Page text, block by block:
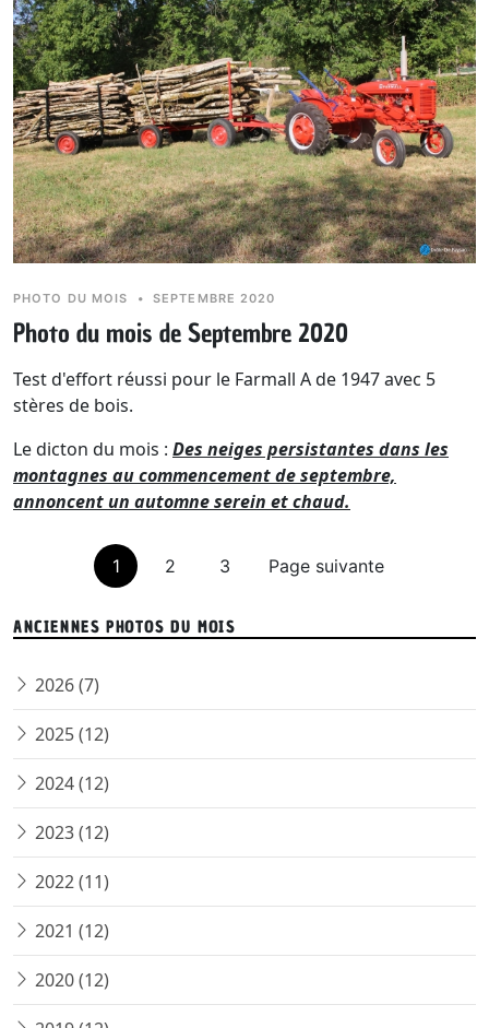
Le dicton du mois :Pluie le dimanche en octobre, pluie
le lundi, toute la semaine de la pluie.
( dicton breton )
PHOTO DU MOIS • SEPTEMBRE 2020
Photo du mois de Septembre 2020
Test d'effort réussi pour le Farmall A de 1947 avec 5
stères de bois.
Le dicton du mois : Des neiges persistantes dans les
montagnes au commencement de septembre,
annoncent un automne serein et chaud.
1 2 3 Page suivante
ANCIENNES PHOTOS DU MOIS
2026 (7)
2025 (12)
2024 (12)
2023 (12)
2022 (11)
2021 (12)
2020 (12)